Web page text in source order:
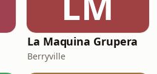
La Maquina Grupera
Berryville